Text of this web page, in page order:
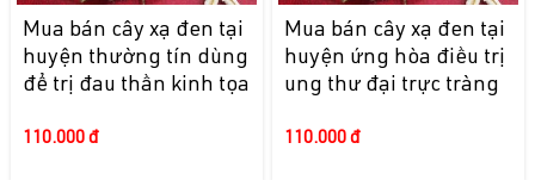
Mua bán cây xạ đen tại
huyện thường tín dùng
để trị đau thần kinh tọa
110.000 đ
Mua bán cây xạ đen tại
huyện ứng hòa điều trị
ung thư đại trực tràng
110.000 đ